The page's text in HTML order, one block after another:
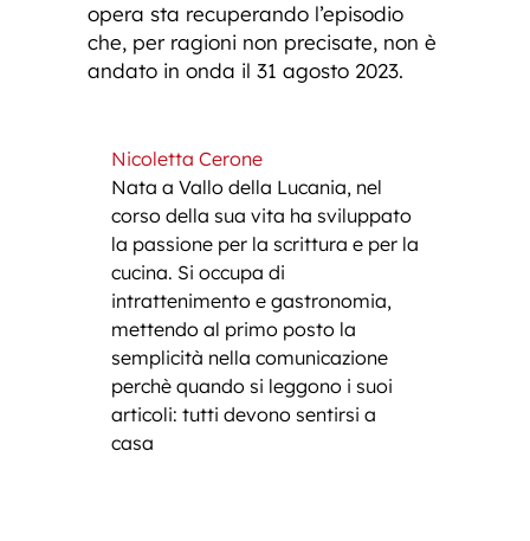
opera sta recuperando l’episodio
che, per ragioni non precisate, non è
andato in onda il 31 agosto 2023.
Nicoletta Cerone
Nata a Vallo della Lucania, nel
corso della sua vita ha sviluppato
la passione per la scrittura e per la
cucina. Si occupa di
intrattenimento e gastronomia,
mettendo al primo posto la
semplicità nella comunicazione
perchè quando si leggono i suoi
articoli: tutti devono sentirsi a
casa